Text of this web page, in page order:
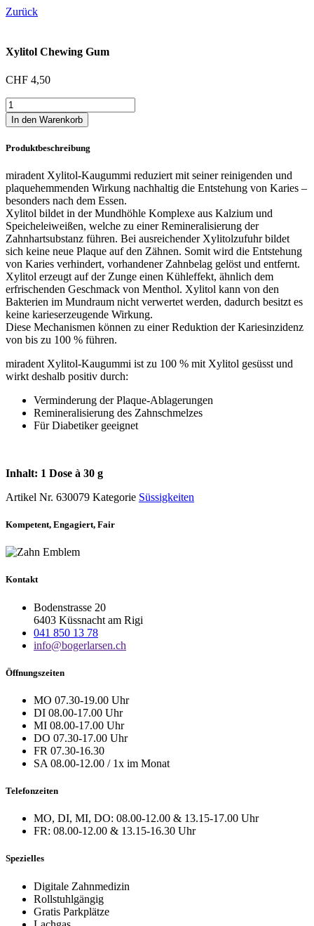
Zurück
Xylitol Chewing Gum
CHF 4,50
Xylitol
Chewing
Gum
In den Warenkorb
Produktbeschreibung
miradent Xylitol-Kaugummi reduziert mit seiner reinigenden und
plaquehemmenden Wirkung nachhaltig die Entstehung von Karies –
besonders nach dem Essen.
Xylitol bildet in der Mundhöhle Komplexe aus Kalzium und
Speicheleiweißen, welche zu einer Remineralisierung der
Zahnhartsubstanz führen. Bei ausreichender Xylitolzufuhr bildet
sich keine neue Plaque auf den Zähnen. Somit wird die Entstehung
von Karies verhindert, vorhandener Zahnbelag gelöst und entfernt.
Xylitol erzeugt auf der Zunge einen Kühleffekt, ähnlich dem
erfrischenden Geschmack von Menthol. Xylitol kann von den
Bakterien im Mundraum nicht verwertet werden, dadurch besitzt es
keine karieserzeugende Wirkung.
Diese Mechanismen können zu einer Reduktion der Kariesinzidenz
von bis zu 100 % führen.
miradent Xylitol-Kaugummi ist zu 100 % mit Xylitol gesüsst und
wirkt deshalb positiv durch:
Verminderung der Plaque-Ablagerungen
Remineralisierung des Zahnschmelzes
Für Diabetiker geeignet
Inhalt: 1 Dose à 30 g
Artikel Nr. 630079 Kategorie Süssigkeiten
Kompetent, Engagiert, Fair
Kontakt
Bodenstrasse 20
6403 Küssnacht am Rigi
041 850 13 78
info@bogerlarsen.ch
Öffnungszeiten
MO 07.30-19.00 Uhr
DI 08.00-17.00 Uhr
MI 08.00-17.00 Uhr
DO 07.30-17.00 Uhr
FR 07.30-16.30
SA 08.00-12.00 / 1x im Monat
Telefonzeiten
MO, DI, MI, DO: 08.00-12.00 & 13.15-17.00 Uhr
FR: 08.00-12.00 & 13.15-16.30 Uhr
Spezielles
Digitale Zahnmedizin
Rollstuhlgängig
Gratis Parkplätze